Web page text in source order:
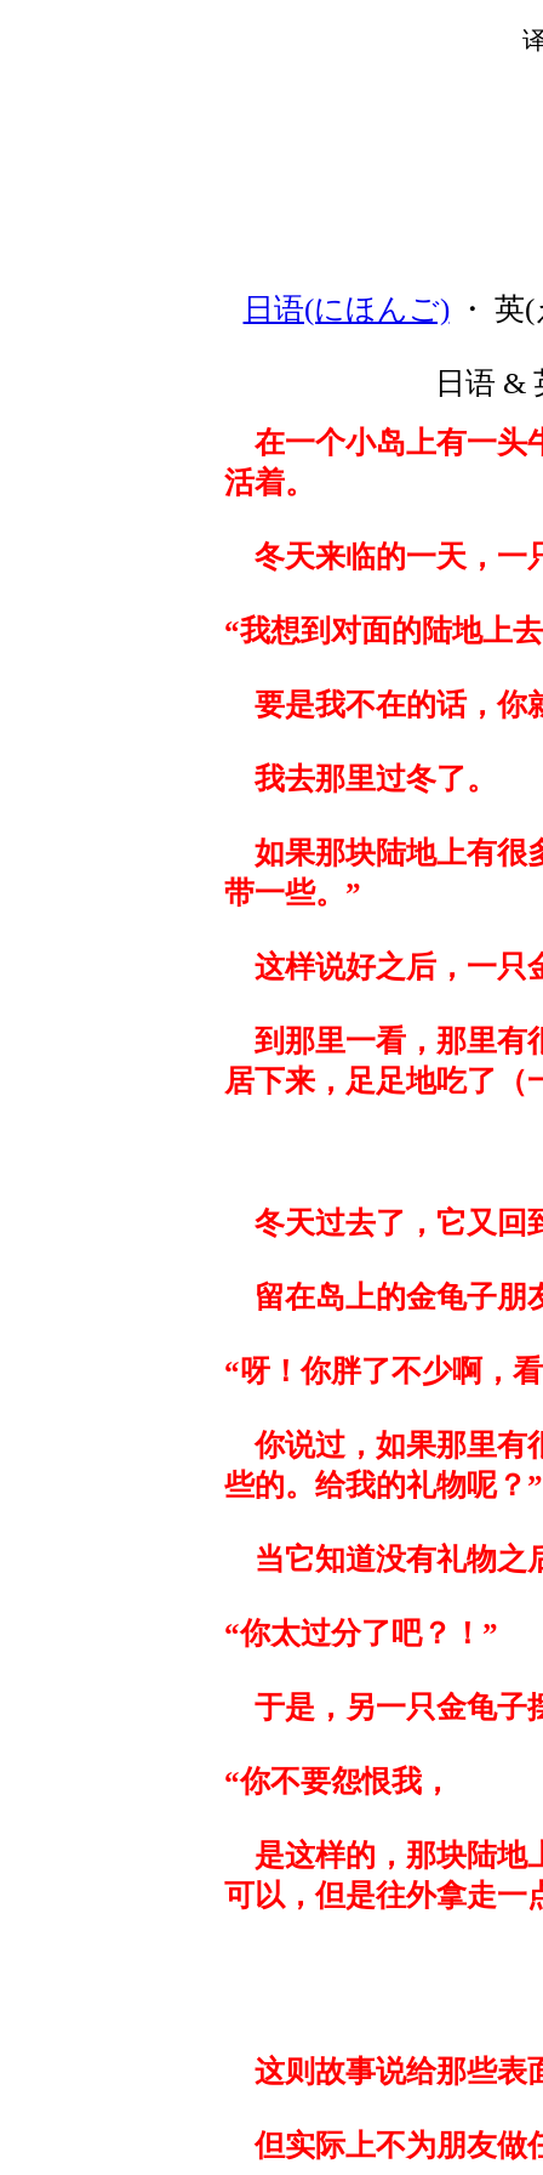
日语(にほんご)・ 英(
日语 &
在一个小岛上有一头
活着。
冬天来临的一天，一
“我想到对面的陆地上
要是我不在的话，你
我去那里过冬了。
如果那块陆地上有很
带一些。”
这样说好之后，一只
到那里一看，那里有
居下来，足足地吃了（
冬天过去了，它又回
留在岛上的金龟子朋
“呀！你胖了不少啊，
你说过，如果那里有
些的。给我的礼物呢？”
当它知道没有礼物之
“你太过分了吧？！”
于是，另一只金龟子
“你不要怨恨我，
是这样的，那块陆地
可以，但是往外拿走一
这则故事说给那些表
但实际上不为朋友做